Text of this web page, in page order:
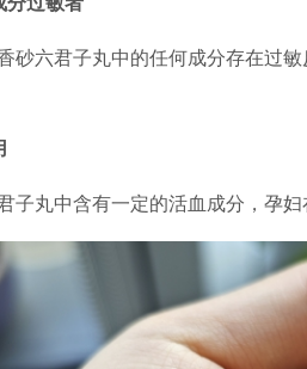
砂六君子丸中的任何成分存在过
子丸中含有一定的活血成分，孕